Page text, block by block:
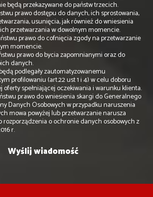
będą przekazywane do państw trzecich.
prawo dostępu do danych, ich sprostowania,
usunięcia, jak również do wniesienia
przetwarzania w dowolnym momencie.
prawo do cofnięcia zgody na przetwarzanie
momencie.
prawo do bycia zapomnianymi oraz do
danych.
podlegały zautomatyzowanemu
profilowaniu (art.22 ust 1 i 4) w celu doboru
oferty spełniającej oczekiwania i warunku klienta.
prawo do wniesienia skargi do Generalnego
Danych Osobowych w przypadku naruszenia
mowa powyżej lub przetwarzanie narusza
rozporządzenia o ochronie danych osobowych z
r.